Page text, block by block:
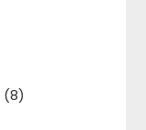
(8)